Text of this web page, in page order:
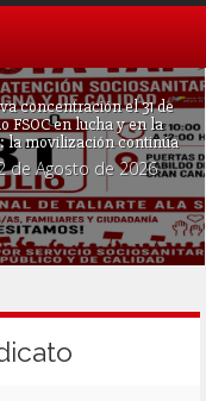
concentración el 31 de
FSOC en lucha y en la
la movilización continúa
de Agosto de 2026